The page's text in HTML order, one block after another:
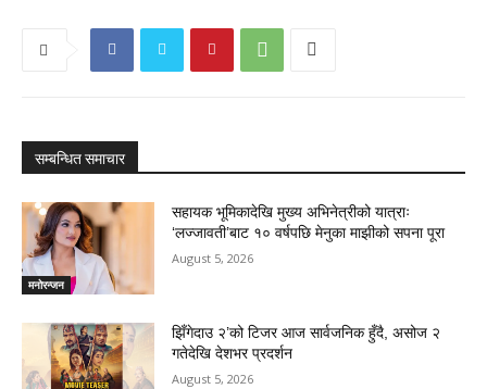
सम्बन्धित समाचार
मनोरन्जन
सहायक भूमिकादेखि मुख्य अभिनेत्रीको यात्राः
‘लज्जावती’बाट १० वर्षपछि मेनुका माझीको सपना पूरा
August 5, 2026
झिँगेदाउ २’को टिजर आज सार्वजनिक हुँदै, असोज २
गतेदेखि देशभर प्रदर्शन
August 5, 2026